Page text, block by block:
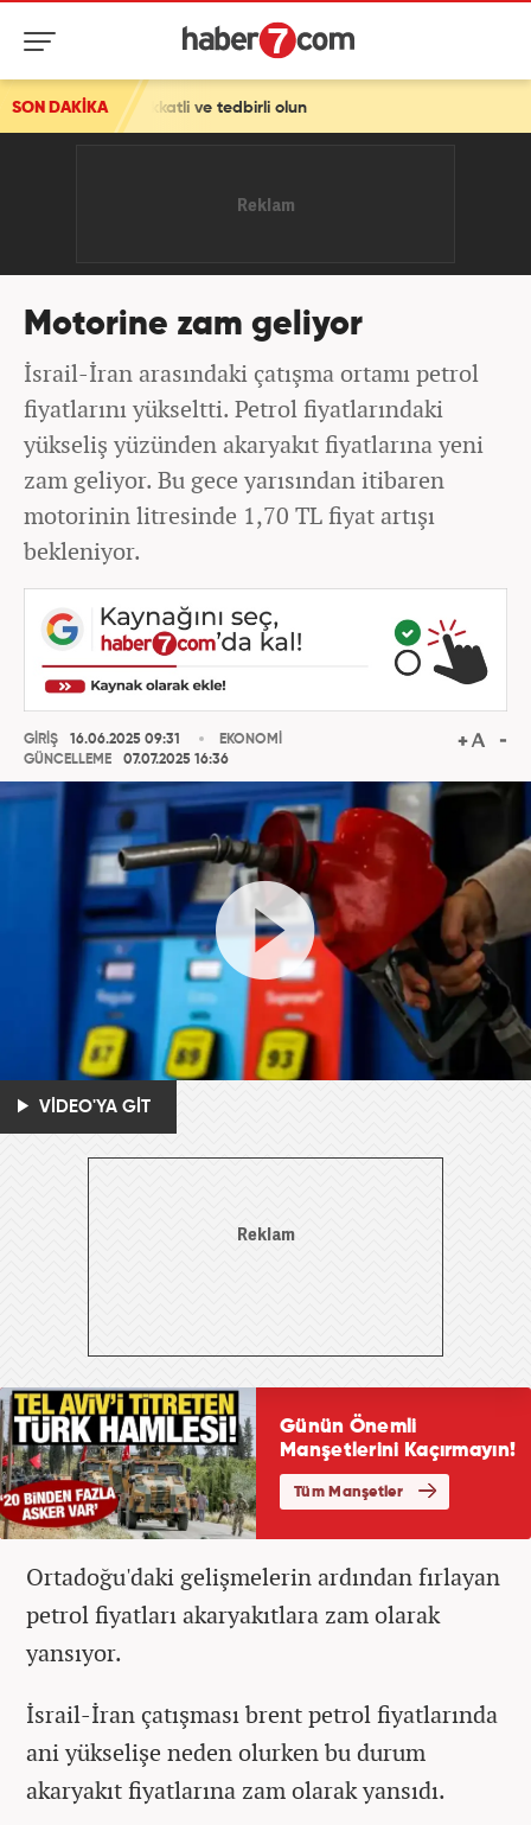
SON DAKİKA
Dikkatli ve tedbirli olun
Motorine zam geliyor
İsrail-İran arasındaki çatışma ortamı petrol
fiyatlarını yükseltti. Petrol fiyatlarındaki
yükseliş yüzünden akaryakıt fiyatlarına yeni
zam geliyor. Bu gece yarısından itibaren
motorinin litresinde 1,70 TL fiyat artışı
bekleniyor.
GİRİŞ
16.06.2025 09:31
GÜNCELLEME
07.07.2025 16:36
EKONOMİ
VİDEO'YA GİT
Ortadoğu'daki gelişmelerin ardından fırlayan
petrol fiyatları akaryakıtlara zam olarak
yansıyor.
İsrail-İran çatışması brent petrol fiyatlarında
ani yükselişe neden olurken bu durum
akaryakıt fiyatlarına zam olarak yansıdı.